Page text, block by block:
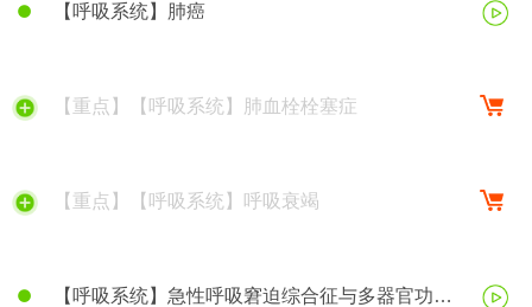
【呼吸系统】肺癌
【重点】【呼吸系统】肺血栓栓塞症
【重点】【呼吸系统】呼吸衰竭
【呼吸系统】急性呼吸窘迫综合征与多器官功能